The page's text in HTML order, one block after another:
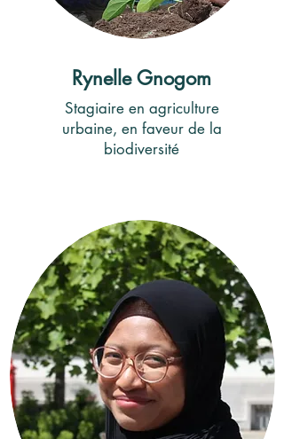
Rynelle Gnogom
Stagiaire en agriculture
urbaine, en faveur de la
biodiversité